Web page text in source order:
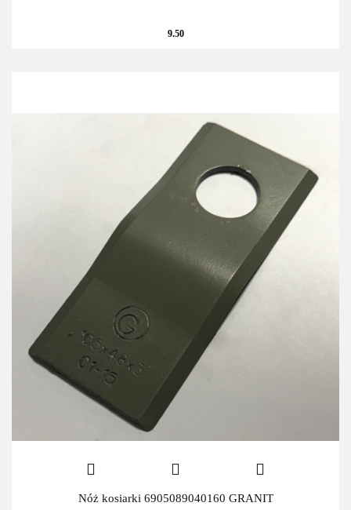
9.50
Nóż kosiarki 6905089040160 GRANIT